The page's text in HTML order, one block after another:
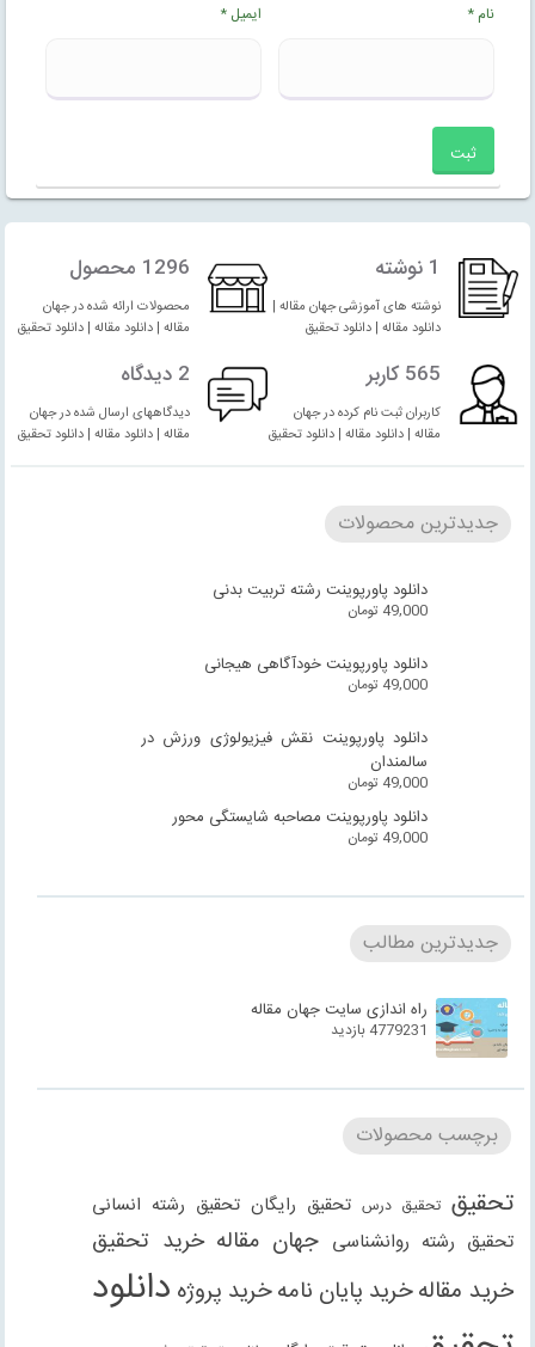
نام* ایمیل*
1 نوشته
نوشته های آموزشی جهان مقاله |
دانلود مقاله | دانلود تحقیق
1296 محصول
محصولات ارائه شده در جهان
مقاله | دانلود مقاله | دانلود تحقیق
565 کاربر
کاربران ثبت نام کرده در جهان
مقاله | دانلود مقاله | دانلود تحقیق
2 دیدگاه
دیدگاههای ارسال شده در جهان
مقاله | دانلود مقاله | دانلود تحقیق
جدیدترین محصولات
دانلود پاورپوینت رشته تربیت بدنی
49,000 تومان
دانلود پاورپوینت خودآگاهی هیجانی
49,000 تومان
دانلود پاورپوینت نقش فیزیولوژی ورزش در
سالمندان
49,000 تومان
دانلود پاورپوینت مصاحبه شایستگی محور
49,000 تومان
جدیدترین مطالب
راه اندازی سایت جهان مقاله
4779231 بازدید
برچسب محصولات
تحقیق تحقیق درس تحقیق رایگان تحقیق رشته انسانی
تحقیق رشته روانشناسی جهان مقاله خرید تحقیق
خرید مقالهخرید پایان نامهخرید پروژه دانلود